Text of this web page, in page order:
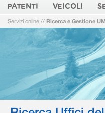
PATENTI VEICOLI
Servizi online // Ricerca e Gestione